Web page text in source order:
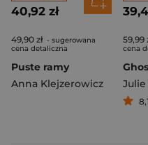
40,92 zł
49,90 zł - sugerowana
cena detaliczna
Puste ramy
Anna Klejzerowicz
59,99
cena
Julie